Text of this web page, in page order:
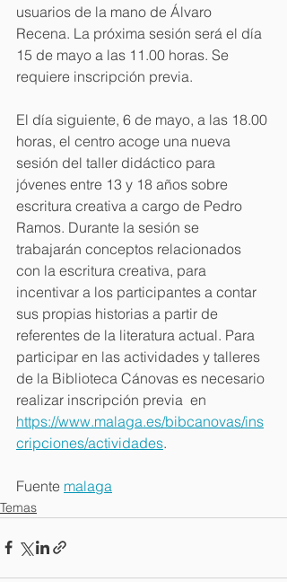
usuarios de la mano de Álvaro
Recena. La próxima sesión será el día
15 de mayo a las 11.00 horas. Se
requiere inscripción previa.
El día siguiente, 6 de mayo, a las 18.00
horas, el centro acoge una nueva
sesión del taller didáctico para
jóvenes entre 13 y 18 años sobre
escritura creativa a cargo de Pedro
Ramos. Durante la sesión se
trabajarán conceptos relacionados
con la escritura creativa, para
incentivar a los participantes a contar
sus propias historias a partir de
referentes de la literatura actual. Para
participar en las actividades y talleres
de la Biblioteca Cánovas es necesario
realizar inscripción previa  en
https://www.malaga.es/bibcanovas/ins
cripciones/actividades.
Fuente malaga
Temas